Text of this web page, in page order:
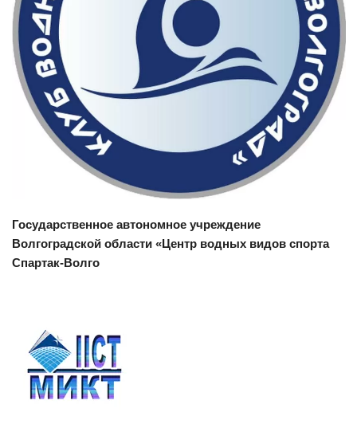
Смотреть проект
Государственное автономное учреждение
Волгоградской области «Центр водных видов спорта
Спартак-Волго
Смотреть
проект